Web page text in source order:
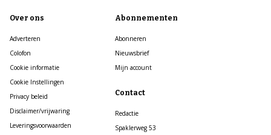
Over ons
Adverteren
Colofon
Cookie informatie
Cookie Instellingen
Privacy beleid
Disclaimer/vrijwaring
Leveringsvoorwaarden
Abonnementen
Abonneren
Nieuwsbrief
Mijn account
Contact
Redactie
Spaklerweg 53